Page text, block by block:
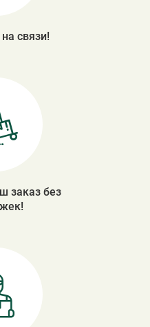
связи!
заказ без